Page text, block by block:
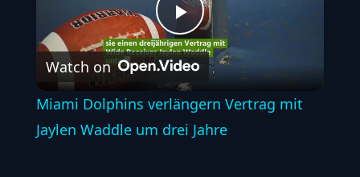
Play
Video
Watch on
Miami Dolphins verlängern Vertrag mit
Jaylen Waddle um drei Jahre